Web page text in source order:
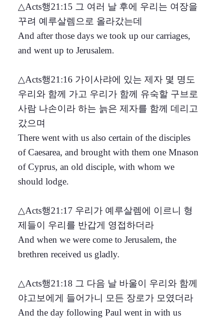
△Acts행21:15 그 여러 날 후에 우리는 여장을
꾸려 예루살렘으로 올라갔는데
And after those days we took up our carriages,
and went up to Jerusalem.
△Acts행21:16 가이사랴에 있는 제자 몇 명도
우리와 함께 가고 우리가 함께 유숙할 구브로
사람 나손이라 하는 늙은 제자를 함께 데리고
갔으며
There went with us also certain of the disciples
of Caesarea, and brought with them one Mnason
of Cyprus, an old disciple, with whom we
should lodge.
△Acts행21:17 우리가 예루살렘에 이르니 형
제들이 우리를 반갑게 영접하더라
And when we were come to Jerusalem, the
brethren received us gladly.
△Acts행21:18 그 다음 날 바울이 우리와 함께
야고보에게 들어가니 모든 장로가 모였더라
And the day following Paul went in with us